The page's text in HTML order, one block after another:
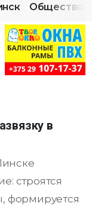
Общество
в
строятся
формируется